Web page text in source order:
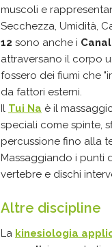
muscoli e
Secchezza, Umidità,
12 sono anche i
attraversano il corpo
fossero dei fiumi che
da fattori esterni.
Il Tui Na è il
speciali come spinte,
percussione fino alla
Massaggiando i punti
vertebre e dischi
Altre discipline
La kinesiologia